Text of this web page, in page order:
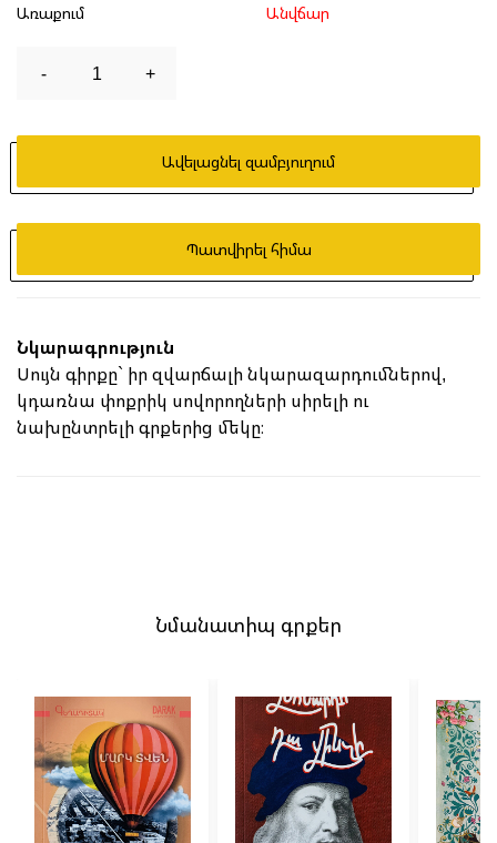
Առաքում Անվճար
- 1 +
Ավելացնել զամբյուղում
Պատվիրել հիմա
Նկարագրություն
Սույն գիրքը` իր զվարճալի նկարազարդումներով,
կդառնա փոքրիկ սովորողների սիրելի ու
նախընտրելի գրքերից մեկը։
Նմանատիպ գրքեր